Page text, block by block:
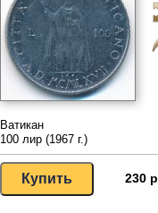
Ватикан
100 лир (1967 г.)
230